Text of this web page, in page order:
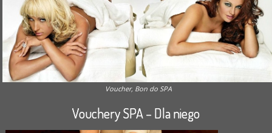
Voucher, Bon do SPA
Vouchery SPA – Dla niego